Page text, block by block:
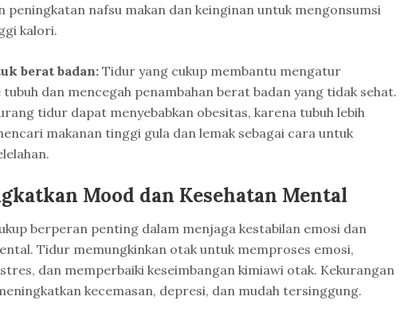
peningkatan nafsu makan dan keinginan untuk mengonsumsi
kalori.
berat badan:Tidur yang cukup membantu mengatur
dan mencegah penambahan berat badan yang tidak sehat.
tidur dapat menyebabkan obesitas, karena tubuh lebih
makanan tinggi gula dan lemak sebagai cara untuk
Mood dan Kesehatan Mental
berperan penting dalam menjaga kestabilan emosi dan
Tidur memungkinkan otak untuk memproses emosi,
dan memperbaiki keseimbangan kimiawi otak. Kekurangan
kecemasan, depresi, dan mudah tersinggung.